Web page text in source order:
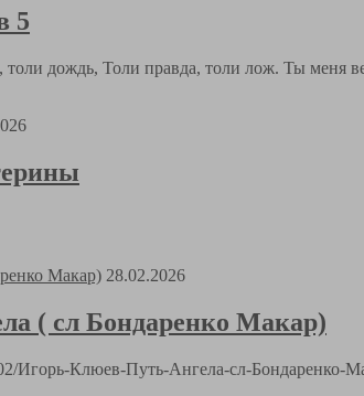
5
дождь, Толи правда, толи лож. Ты меня
28.02.2026
( сл Бондаренко Макар)
Игорь-Клюев-Путь-Ангела-сл-Бондаренко-